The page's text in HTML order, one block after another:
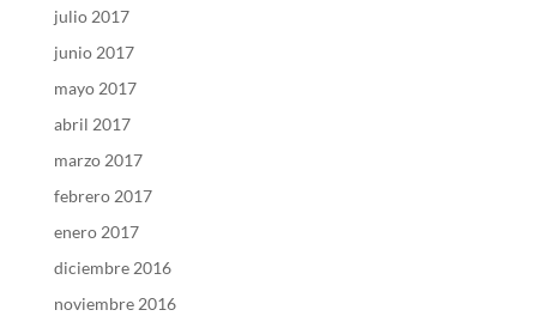
julio 2017
junio 2017
mayo 2017
abril 2017
marzo 2017
febrero 2017
enero 2017
diciembre 2016
noviembre 2016